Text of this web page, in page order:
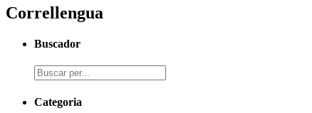
Correllengua
Buscador
Categoria